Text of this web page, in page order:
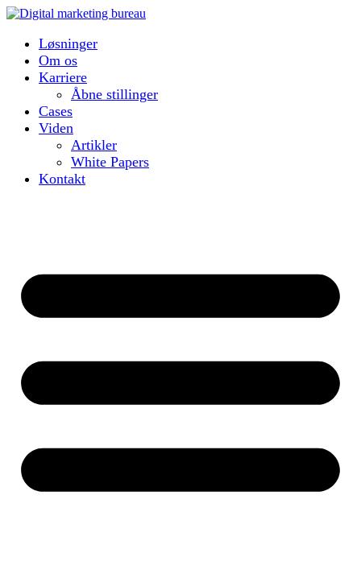
Løsninger
Om os
Karriere
Åbne stillinger
Cases
Viden
Artikler
White Papers
Kontakt